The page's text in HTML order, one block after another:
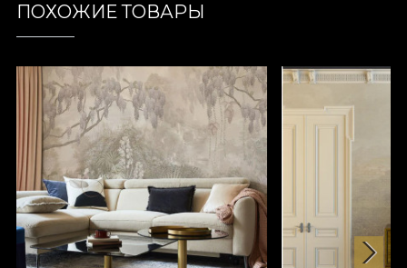
ПОХОЖИЕ ТОВАРЫ